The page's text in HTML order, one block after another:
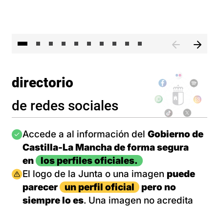
directorio
de redes sociales
Imagen
Accede a al información del Gobierno de
Castilla-La Mancha de forma segura
en
los perfiles oficiales.
Imagen
El logo de la Junta o una imagen puede
parecer
un perfil oficial
pero no
siempre lo es. Una imagen no acredita